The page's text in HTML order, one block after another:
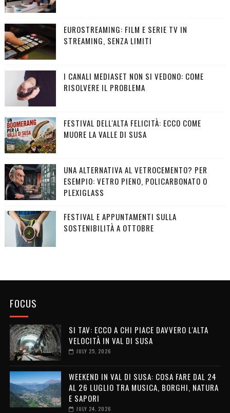
EUROSTREAMING: FILM E SERIE TV IN
STREAMING, SENZA LIMITI
I CANALI MEDIASET NON SI VEDONO: COME
RISOLVERE IL PROBLEMA
FESTIVAL DELL'ALTA FELICITÀ: ECCO COME
MUORE LA VALLE DI SUSA
UNA ALTERNATIVA AL VETROCEMENTO? PER
ESEMPIO: VETRO PIENO, POLICARBONATO O
PLEXIGLASS
FESTIVAL E APPUNTAMENTI SULLA
SOSTENIBILITÀ A OTTOBRE
FOCUS
SI TAV: ECCO A CHI PIACE DAVVERO L'ALTA
VELOCITÀ IN VAL DI SUSA
JULY 25, 2026
WEEKEND IN VAL DI SUSA: COSA FARE DAL 24
AL 26 LUGLIO TRA MUSICA, BORGHI, NATURA
E SAPORI
JULY 24, 2026